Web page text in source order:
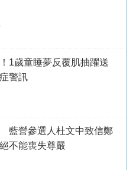
1歲童睡夢反覆肌抽躍送
警訊
藍營參選人杜文中致信鄭
不能喪失尊嚴